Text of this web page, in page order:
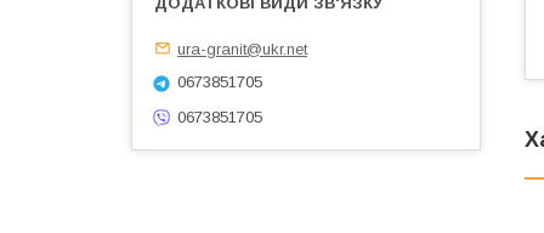
ura-granit@ukr.net
0673851705
0673851705